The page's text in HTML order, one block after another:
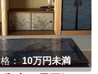
オーニング
を洋室に
団らん重視
：10万円未満